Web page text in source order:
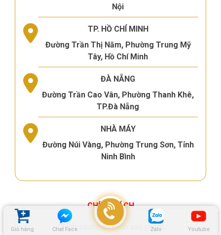
Giỏ hàng Chat Face Zalo Youtube
Nội
TP. HỒ CHÍ MINH
Đường Trần Thị Năm, Phường Trung Mỹ
Tây, Hồ Chí Minh
ĐÀ NẴNG
Đường Trần Cao Vân, Phường Thanh Khê,
TP.Đà Nẵng
NHÀ MÁY
Đường Núi Vàng, Phường Trung Sơn, Tỉnh
Ninh Bình
CHÍNH SÁCH
Chính sách bảo hành sản phẩm